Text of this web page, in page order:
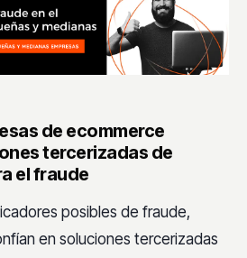
de ecommerce
tercerizadas de
el fraude
posibles de fraude,
en soluciones tercerizadas